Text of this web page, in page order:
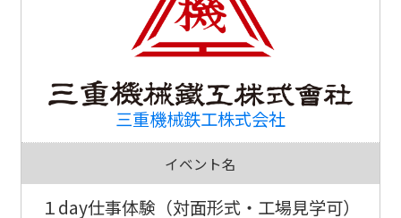
三重機械鉄工株式会社
イベント名
１day仕事体験（対面形式・工場見学可）